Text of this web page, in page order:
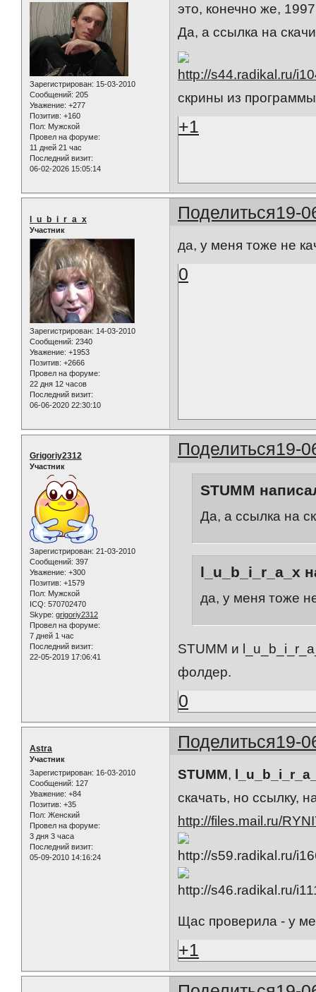
Зарегистрирован: 15-03-2010
Сообщений: 205
Уважение: +277
Позитив: +160
Пол: Мужской
Провел на форуме:
11 дней 21 час
Последний визит:
06-02-2026 15:05:14
это, конечно же,
Да, а ссылка на
скрины из
+1
Поделиться19-
l_u_b_i_r_a_x
Участник
Зарегистрирован: 14-03-2010
Сообщений: 2340
Уважение: +1953
Позитив: +2666
Провел на форуме:
22 дня 12 часов
Последний визит:
06-06-2020 22:30:10
да, у меня тоже не
0
Поделиться19-
Grigoriy2312
Участник
Зарегистрирован: 21-03-2010
Сообщений: 397
Уважение: +300
Позитив: +1579
Пол: Мужской
ICQ: 570702470
Skype: grigoriy2312
Провел на форуме:
7 дней 1 час
Последний визит:
22-05-2019 17:06:41
STUMM
Да, а ссылка на
l_u_b_i_r_a_x
да, у меня тоже
STUMM и
фолдер.
0
Поделиться19-
Astra
Участник
Зарегистрирован: 16-03-2010
Сообщений: 127
Уважение: +84
Позитив: +35
Пол: Женский
Провел на форуме:
3 дня 3 часа
Последний визит:
05-09-2010 14:16:24
STUMM,
скачать, но ссылку,
http://files.mail.ru/
Щас проверила - у
+1